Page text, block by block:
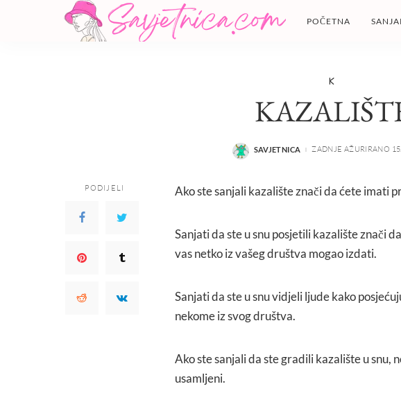
POČETNA
K
POSTED
SAVJETNICA ZADNJE AŽURIRANO
PODIJELI Ako ste sanjali kazalište znači da ćete imati
Sanjati da ste u snu posjetili kazalište znači
vas netko iz vašeg društva mogao izdati.
Sanjati da ste u snu vidjeli ljude kako
nekome iz svog društva.
Ako ste sanjali da ste gradili kazalište u snu,
usamljeni.